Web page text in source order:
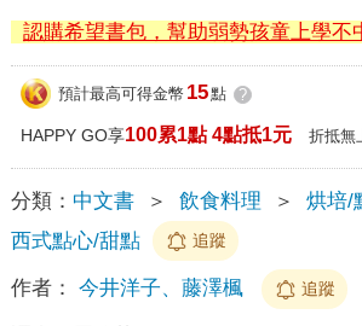
認購希望書包，幫助弱勢孩童上學不
預計最高可得金幣 15點 ?
HAPPY GO享100累1點 4點抵1元 折抵無
分類： 中文書 ＞ 飲食料理 ＞ 烘培/
西式點心/甜點
追蹤
作者： 今井洋子、藤澤楓 追蹤